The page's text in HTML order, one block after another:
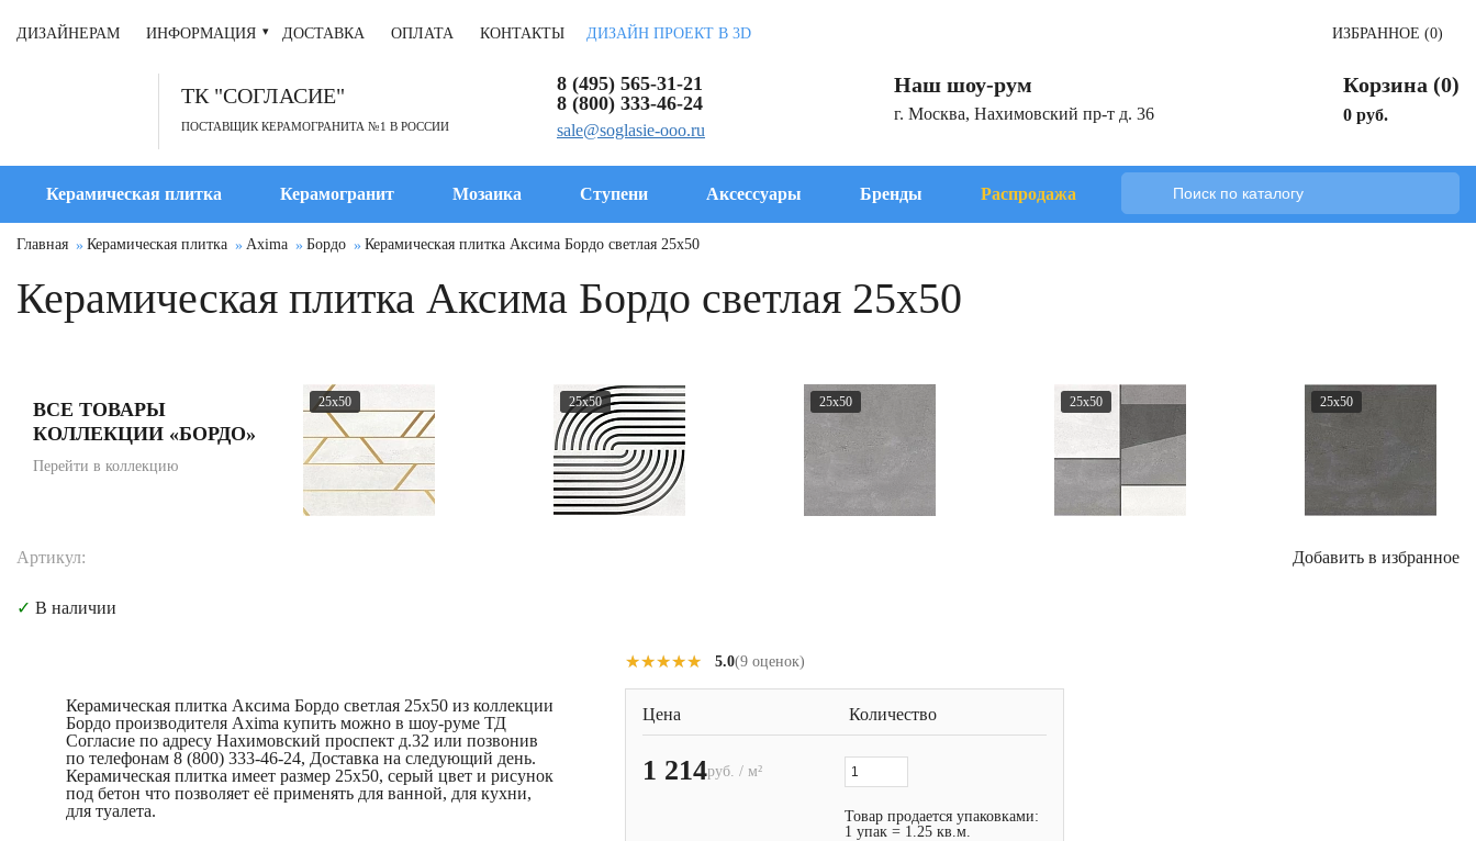
ДИЗАЙНЕРАМ ИНФОРМАЦИЯ ДОСТАВКА ОПЛАТА КОНТАКТЫ ДИЗАЙН ПРОЕКТ В 3D ИЗБРАННОЕ (0)
ТК "СОГЛАСИЕ"
ПОСТАВЩИК КЕРАМОГРАНИТА №1 В РОССИИ
8 (495) 565-31-21
8 (800) 333-46-24
sale@soglasie-ooo.ru
Наш шоу-рум
г. Москва, Нахимовский пр-т д. 36
Корзина (0)
0 руб.
Керамическая плитка Керамогранит Мозаика Ступени Аксессуары Бренды Распродажа
Главная Керамическая плитка Axima Бордо Керамическая плитка Аксима Бордо светлая 25x50
Керамическая плитка Аксима Бордо светлая 25x50
ВСЕ ТОВАРЫ
КОЛЛЕКЦИИ «БОРДО»
Перейти в коллекцию
25x50 25x50 25x50 25x50 25x50
Артикул: Добавить в избранное
✓ В наличии
Керамическая плитка Аксима Бордо светлая 25x50 из коллекции
Бордо производителя Axima купить можно в шоу-руме ТД
Согласие по адресу Нахимовский проспект д.32 или позвонив
по телефонам 8 (800) 333-46-24, Доставка на следующий день.
Керамическая плитка имеет размер 25x50, серый цвет и рисунок
под бетон что позволяет её применять для ванной, для кухни,
для туалета.
★★★★★
★★★★★ 5.0(9 оценок)
Цена Количество
1 214руб. / м²
Товар продается упаковками:
1 упак = 1.25 кв.м.